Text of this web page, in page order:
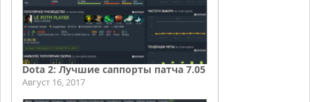
Dota 2: Лучшие саппорты патча 7.05
Август 16, 2017